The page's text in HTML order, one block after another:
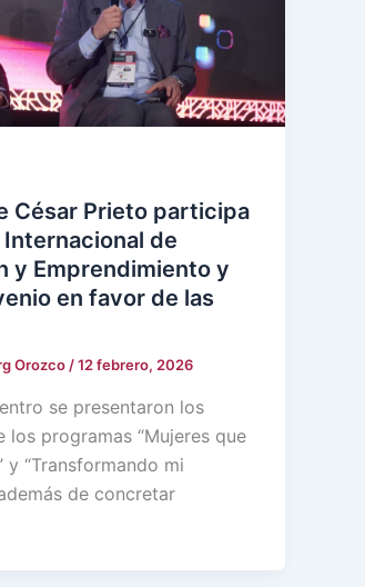
César Prieto participa
Internacional de
y Emprendimiento y
en favor de las
Orozco /12 febrero, 2026
se presentaron los
los programas “Mujeres que
y “Transformando mi
de concretar